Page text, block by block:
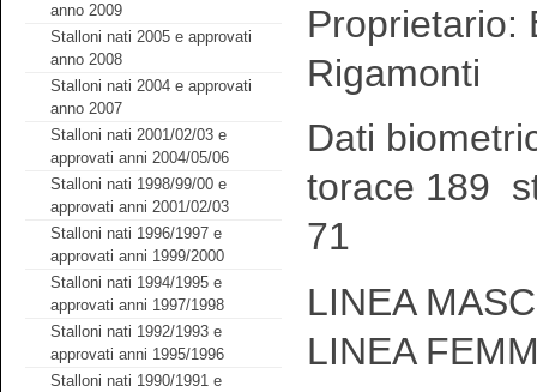
anno 2009
Stalloni nati 2005 e approvati
anno 2008
Stalloni nati 2004 e approvati
anno 2007
Stalloni nati 2001/02/03 e
approvati anni 2004/05/06
Stalloni nati 1998/99/00 e
approvati anni 2001/02/03
Stalloni nati 1996/1997 e
approvati anni 1999/2000
Stalloni nati 1994/1995 e
approvati anni 1997/1998
Stalloni nati 1992/1993 e
approvati anni 1995/1996
Stalloni nati 1990/1991 e
Proprietario:
Rigamonti
Dati
torace 189
71
LINEA
LINEA